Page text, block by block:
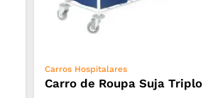
VER OPÇÕES
Carros Hospitalares
Carro de Roupa Suja Triplo